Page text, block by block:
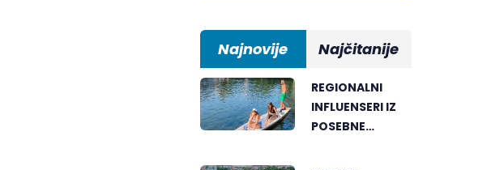
Najnovije Najčitanije
REGIONALNI
INFLUENSERI IZ
POSEBNE